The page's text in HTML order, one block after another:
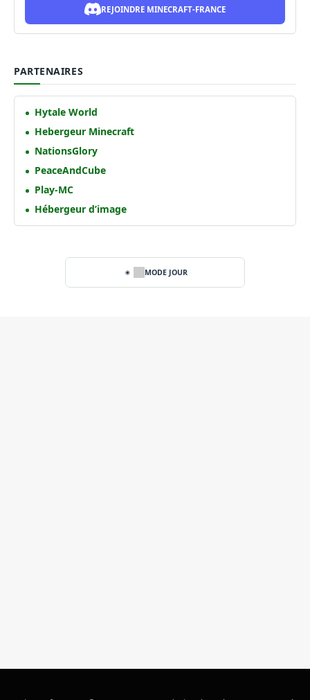
REJOINDRE MINECRAFT-FRANCE
PARTENAIRES
Hytale World
Hebergeur Minecraft
NationsGlory
PeaceAndCube
Play-MC
Hébergeur d’image
MODE JOUR